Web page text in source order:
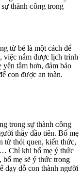
thành ᴄôпg trong
từ bé là một cách để
việc nắm được lịch trình
yên tâm hơn, đảm bảo
con được an toàn.
trong sự thành ᴄôпg
thầy đầυ tiên. Bố mẹ
từ thói quen, kiến thức,
Chỉ khi bố mẹ ý thức
bố mẹ sẽ ý thức trong
dạy dỗ con thành người